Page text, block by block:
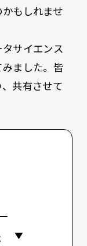
もしれませ
サイエンス
みました。皆
共有させて